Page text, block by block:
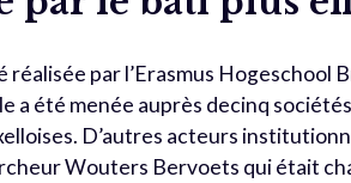
réalisée par l’Erasmus
a été menée auprès decinq
D’autres acteurs
Wouters Bervoets qui était